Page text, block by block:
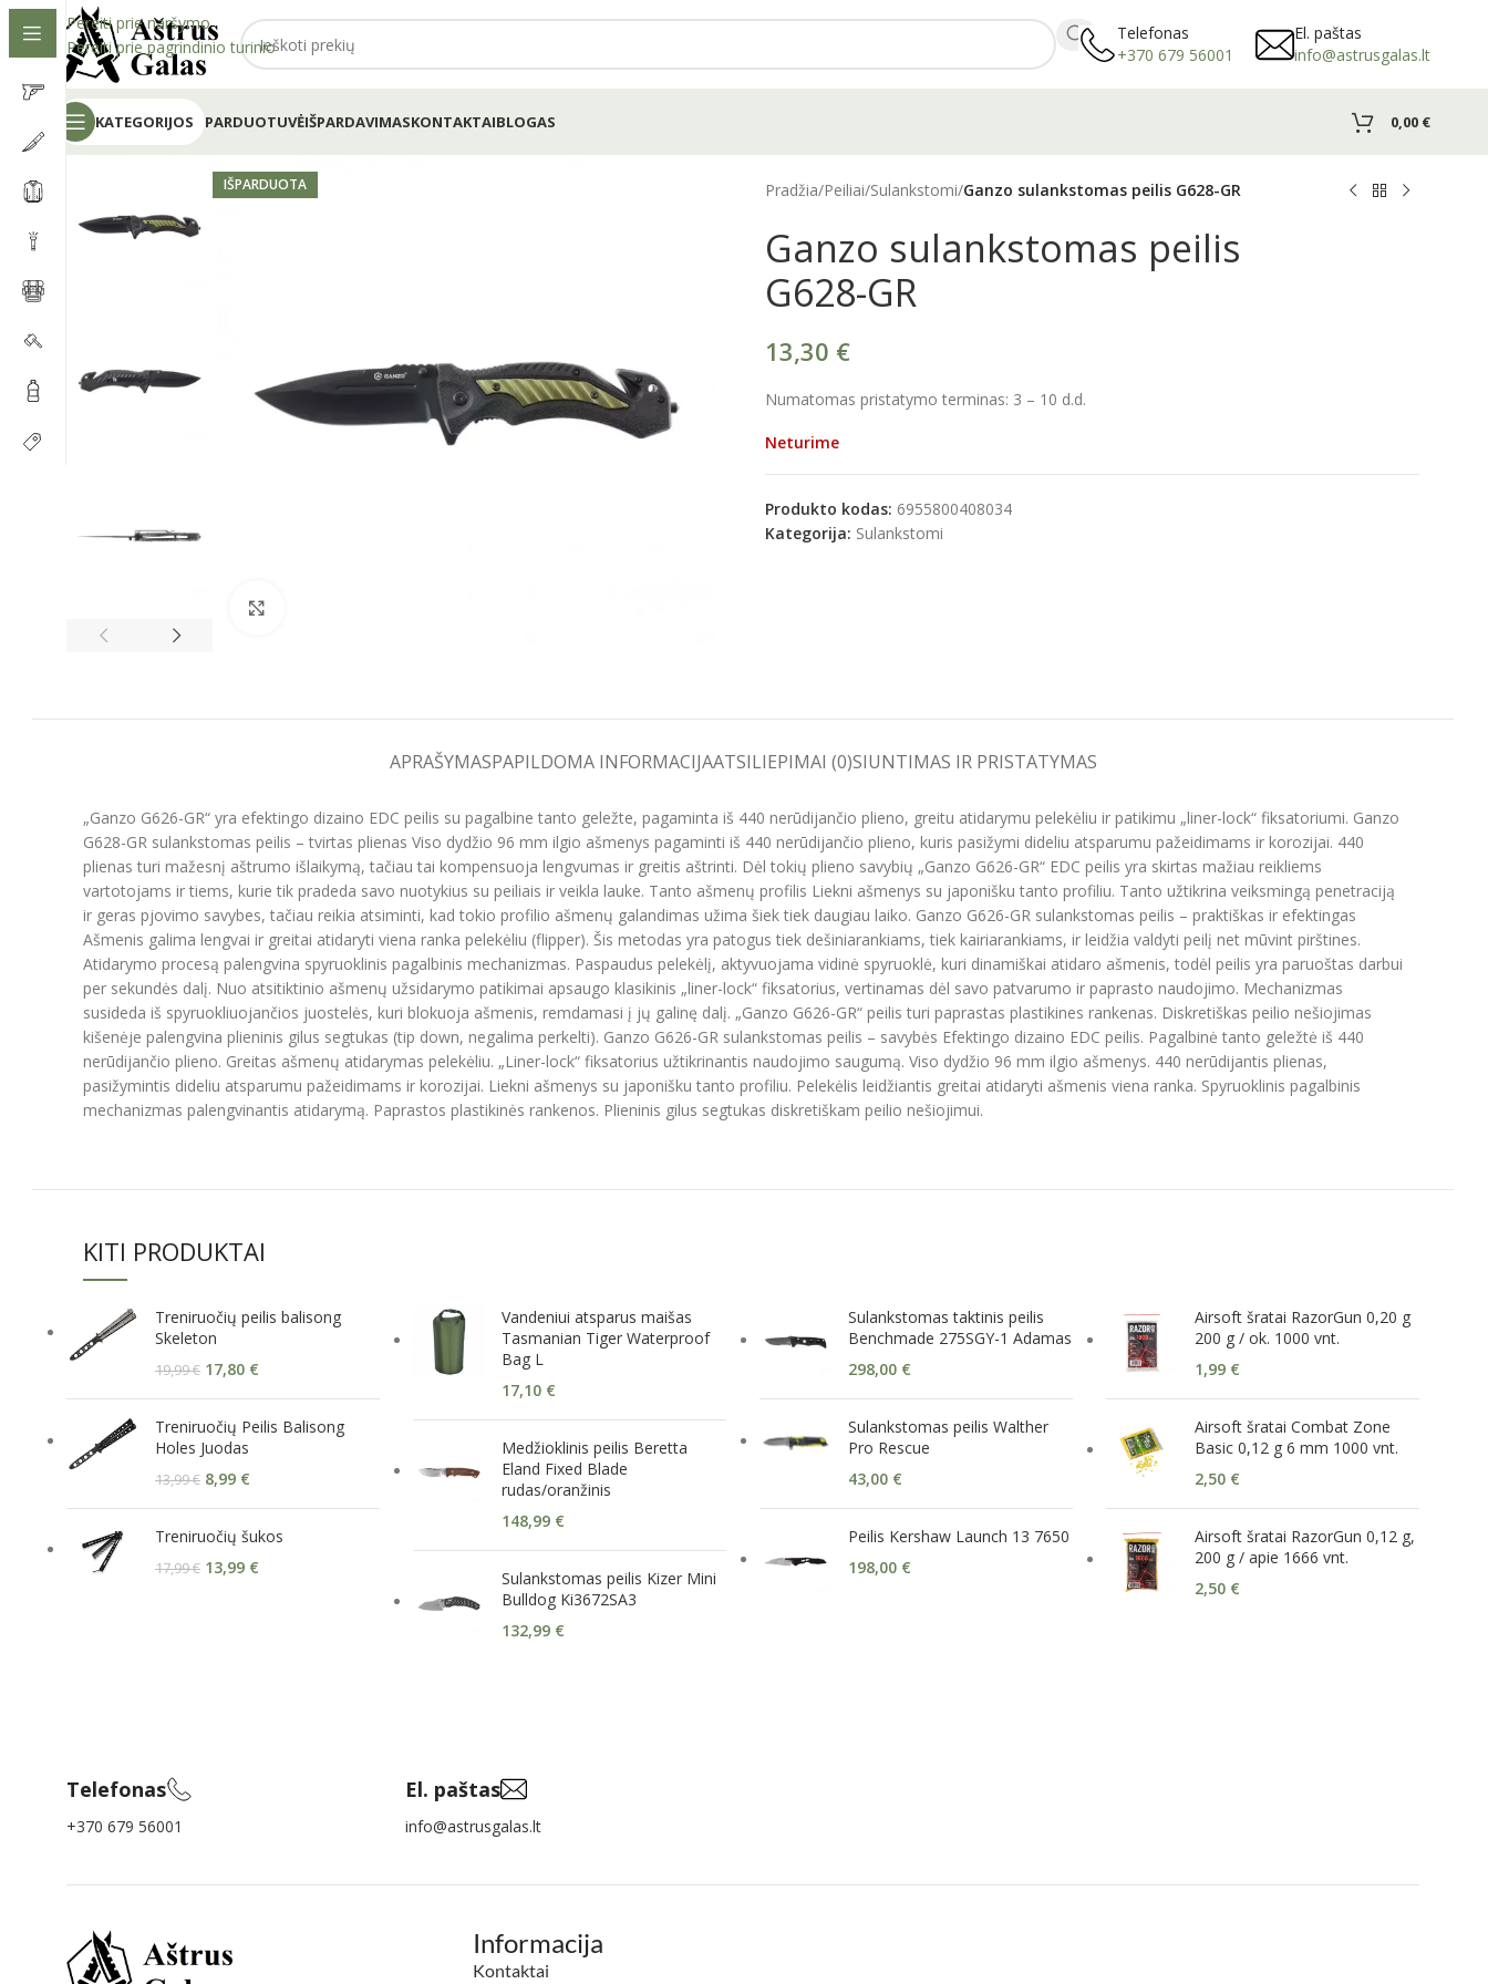
Pereiti prie naršymo
Pereiti prie pagrindinio turinio
Telefonas
+370 679 56001
El. paštas
info@astrusgalas.lt
KATEGORIJOS PARDUOTUVĖIŠPARDAVIMASKONTAKTAIBLOGAS 0,00 €
IŠPARDUOTA Pradžia/Peiliai/Sulankstomi/Ganzo sulankstomas peilis G628-GR
Ganzo sulankstomas peilis
G628-GR
13,30 €
Numatomas pristatymo terminas: 3 – 10 d.d.
Neturime
Produkto kodas: 6955800408034
Kategorija: Sulankstomi
APRAŠYMASPAPILDOMA INFORMACIJAATSILIEPIMAI (0)SIUNTIMAS IR PRISTATYMAS
„Ganzo G626-GR“ yra efektingo dizaino EDC peilis su pagalbine tanto geležte, pagaminta iš 440 nerūdijančio plieno, greitu atidarymu pelekėliu ir patikimu „liner-lock“ fiksatoriumi. Ganzo
G628-GR sulankstomas peilis – tvirtas plienas Viso dydžio 96 mm ilgio ašmenys pagaminti iš 440 nerūdijančio plieno, kuris pasižymi dideliu atsparumu pažeidimams ir korozijai. 440
plienas turi mažesnį aštrumo išlaikymą, tačiau tai kompensuoja lengvumas ir greitis aštrinti. Dėl tokių plieno savybių „Ganzo G626-GR“ EDC peilis yra skirtas mažiau reikliems
vartotojams ir tiems, kurie tik pradeda savo nuotykius su peiliais ir veikla lauke. Tanto ašmenų profilis Liekni ašmenys su japonišku tanto profiliu. Tanto užtikrina veiksmingą penetraciją
ir geras pjovimo savybes, tačiau reikia atsiminti, kad tokio profilio ašmenų galandimas užima šiek tiek daugiau laiko. Ganzo G626-GR sulankstomas peilis – praktiškas ir efektingas
Ašmenis galima lengvai ir greitai atidaryti viena ranka pelekėliu (flipper). Šis metodas yra patogus tiek dešiniarankiams, tiek kairiarankiams, ir leidžia valdyti peilį net mūvint pirštines.
Atidarymo procesą palengvina spyruoklinis pagalbinis mechanizmas. Paspaudus pelekėlį, aktyvuojama vidinė spyruoklė, kuri dinamiškai atidaro ašmenis, todėl peilis yra paruoštas darbui
per sekundės dalį. Nuo atsitiktinio ašmenų užsidarymo patikimai apsaugo klasikinis „liner-lock“ fiksatorius, vertinamas dėl savo patvarumo ir paprasto naudojimo. Mechanizmas
susideda iš spyruokliuojančios juostelės, kuri blokuoja ašmenis, remdamasi į jų galinę dalį. „Ganzo G626-GR“ peilis turi paprastas plastikines rankenas. Diskretiškas peilio nešiojimas
kišenėje palengvina plieninis gilus segtukas (tip down, negalima perkelti). Ganzo G626-GR sulankstomas peilis – savybės Efektingo dizaino EDC peilis. Pagalbinė tanto geležtė iš 440
nerūdijančio plieno. Greitas ašmenų atidarymas pelekėliu. „Liner-lock“ fiksatorius užtikrinantis naudojimo saugumą. Viso dydžio 96 mm ilgio ašmenys. 440 nerūdijantis plienas,
pasižymintis dideliu atsparumu pažeidimams ir korozijai. Liekni ašmenys su japonišku tanto profiliu. Pelekėlis leidžiantis greitai atidaryti ašmenis viena ranka. Spyruoklinis pagalbinis
mechanizmas palengvinantis atidarymą. Paprastos plastikinės rankenos. Plieninis gilus segtukas diskretiškam peilio nešiojimui.
KITI PRODUKTAI
Treniruočių peilis balisong
Skeleton
19,99€ 17,80 €
Treniruočių Peilis Balisong
Holes Juodas
13,99€ 8,99 €
Treniruočių šukos
17,99€ 13,99 €
Vandeniui atsparus maišas
Tasmanian Tiger Waterproof
Bag L
17,10 €
Medžioklinis peilis Beretta
Eland Fixed Blade
rudas/oranžinis
148,99 €
Sulankstomas peilis Kizer Mini
Bulldog Ki3672SA3
132,99 €
Sulankstomas taktinis peilis
Benchmade 275SGY-1 Adamas
298,00 €
Sulankstomas peilis Walther
Pro Rescue
43,00 €
Peilis Kershaw Launch 13 7650
198,00 €
Airsoft šratai RazorGun 0,20 g
200 g / ok. 1000 vnt.
1,99 €
Airsoft šratai Combat Zone
Basic 0,12 g 6 mm 1000 vnt.
2,50 €
Airsoft šratai RazorGun 0,12 g,
200 g / apie 1666 vnt.
2,50 €
Telefonas
+370 679 56001
El. paštas
info@astrusgalas.lt
Informacija
Kontaktai